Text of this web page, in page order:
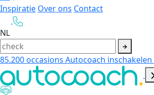
Inspiratie Over ons Contact
NL
85.200occasions Autocoach inschakelen